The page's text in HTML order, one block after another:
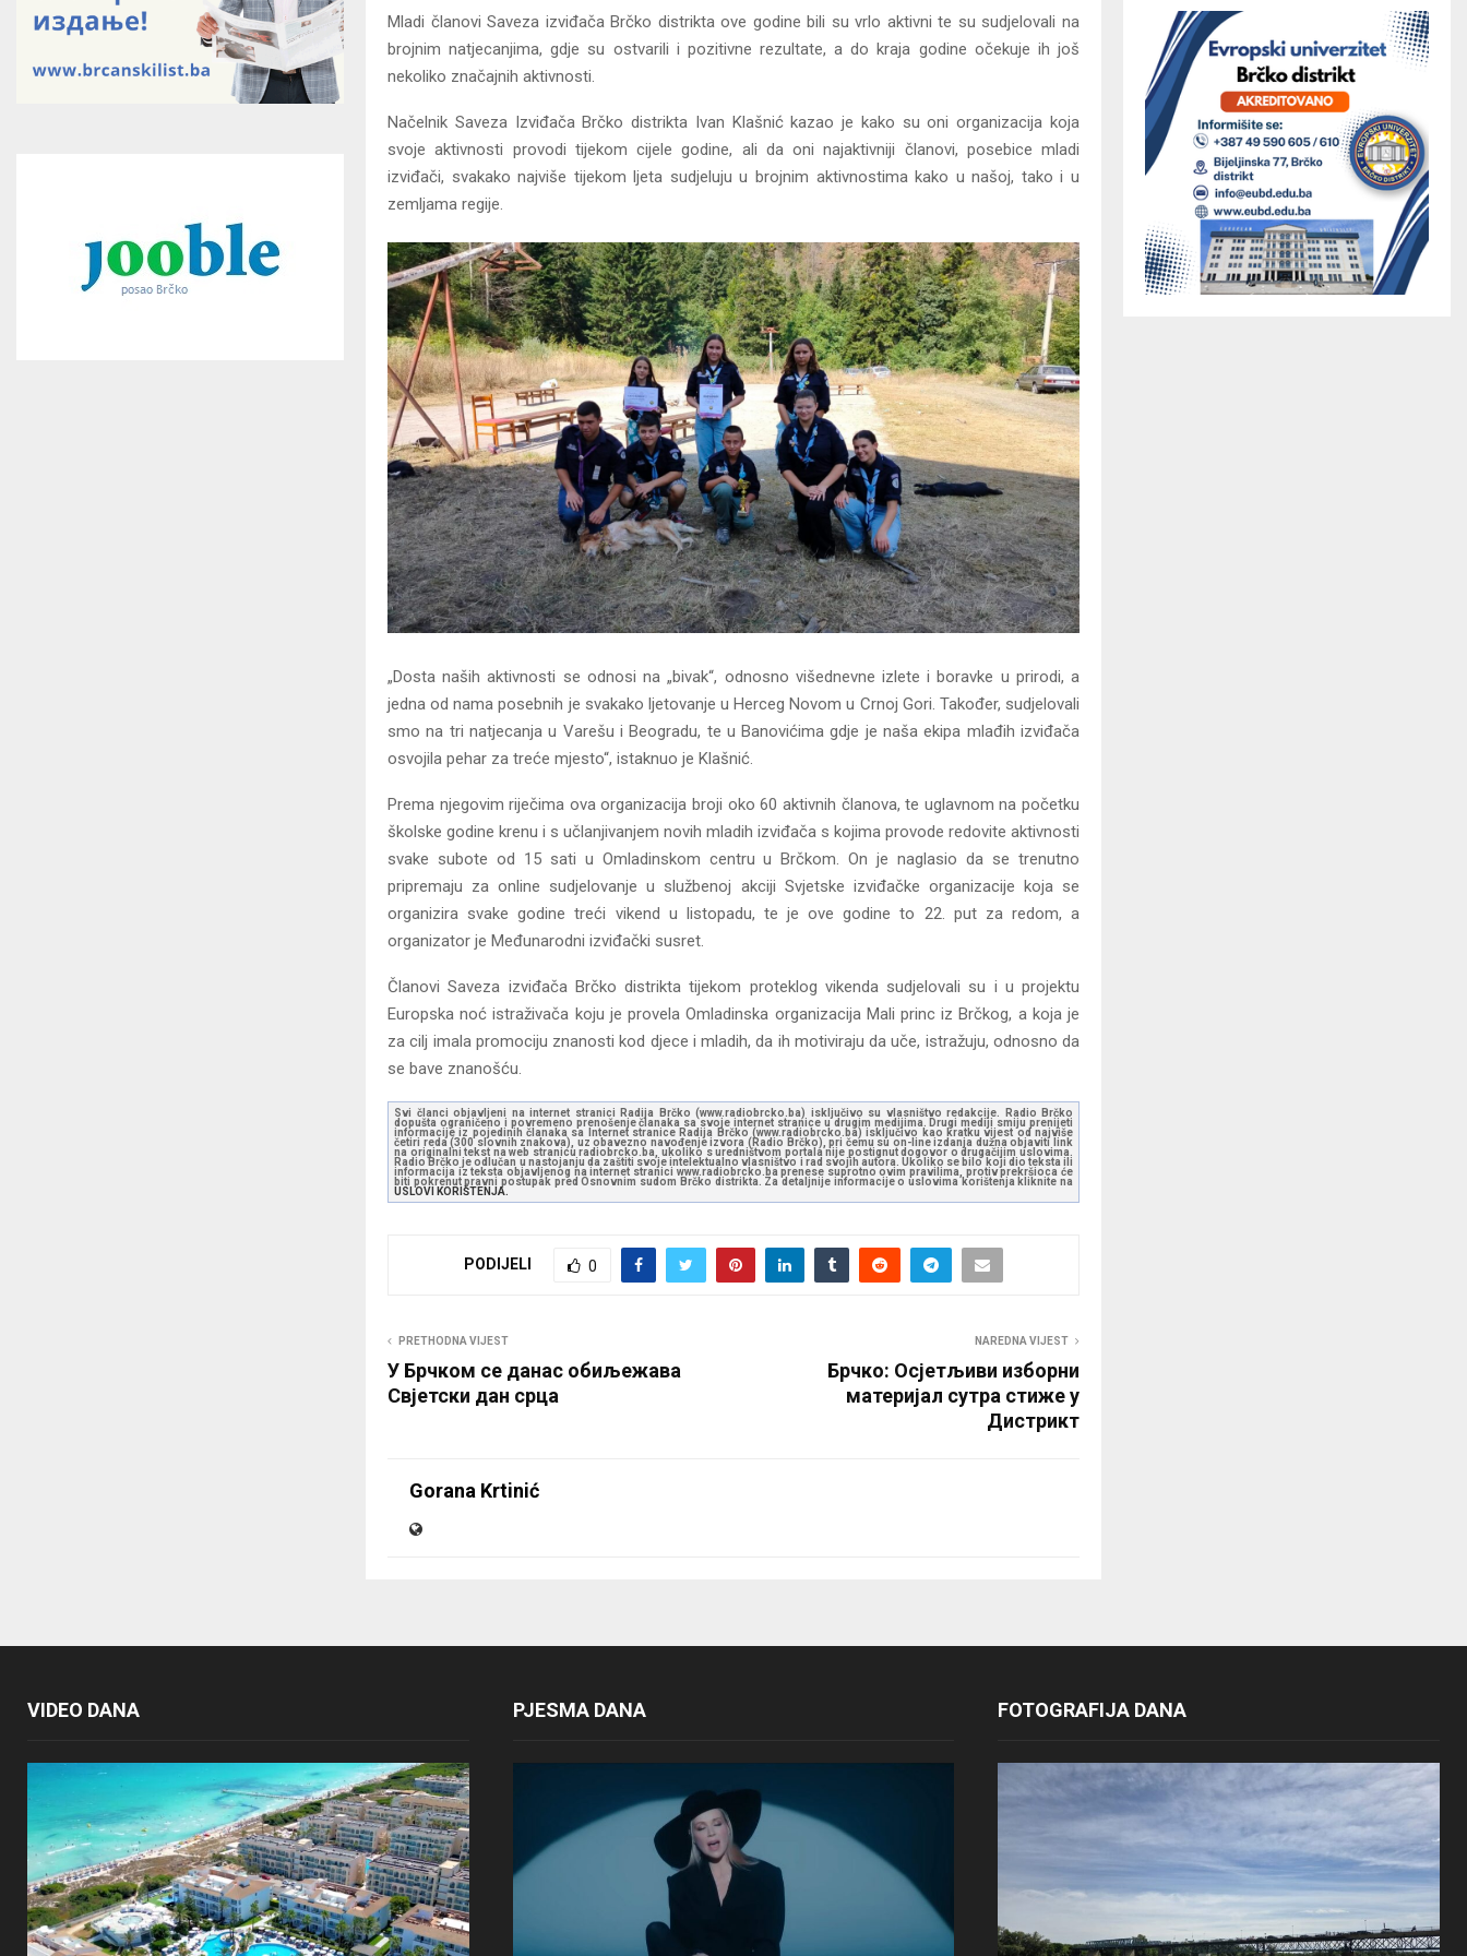
Mladi članovi Saveza izviđača Brčko distrikta ove godine bili su vrlo aktivni te su sudjelovali na
brojnim natjecanjima, gdje su ostvarili i pozitivne rezultate, a do kraja godine očekuje ih još
nekoliko značajnih aktivnosti.
Načelnik Saveza Izviđača Brčko distrikta Ivan Klašnić kazao je kako su oni organizacija koja
svoje aktivnosti provodi tijekom cijele godine, ali da oni najaktivniji članovi, posebice mladi
izviđači, svakako najviše tijekom ljeta sudjeluju u brojnim aktivnostima kako u našoj, tako i u
zemljama regije.
„Dosta naših aktivnosti se odnosi na „bivak“, odnosno višednevne izlete i boravke u prirodi, a
jedna od nama posebnih je svakako ljetovanje u Herceg Novom u Crnoj Gori. Također, sudjelovali
smo na tri natjecanja u Varešu i Beogradu, te u Banovićima gdje je naša ekipa mlađih izviđača
osvojila pehar za treće mjesto“, istaknuo je Klašnić.
Prema njegovim riječima ova organizacija broji oko 60 aktivnih članova, te uglavnom na početku
školske godine krenu i s učlanjivanjem novih mladih izviđača s kojima provode redovite aktivnosti
svake subote od 15 sati u Omladinskom centru u Brčkom. On je naglasio da se trenutno
pripremaju za online sudjelovanje u službenoj akciji Svjetske izviđačke organizacije koja se
organizira svake godine treći vikend u listopadu, te je ove godine to 22. put za redom, a
organizator je Međunarodni izviđački susret.
Članovi Saveza izviđača Brčko distrikta tijekom proteklog vikenda sudjelovali su i u projektu
Europska noć istraživača koju je provela Omladinska organizacija Mali princ iz Brčkog, a koja je
za cilj imala promociju znanosti kod djece i mladih, da ih motiviraju da uče, istražuju, odnosno da
se bave znanošću.
Svi članci objavljeni na internet stranici Radija Brčko (www.radiobrcko.ba) isključivo su vlasništvo redakcije. Radio Brčko
dopušta ograničeno i povremeno prenošenje članaka sa svoje internet stranice u drugim medijima. Drugi mediji smiju prenijeti
informacije iz pojedinih članaka sa Internet stranice Radija Brčko (www.radiobrcko.ba) isključivo kao kratku vijest od najviše
četiri reda (300 slovnih znakova), uz obavezno navođenje izvora (Radio Brčko), pri čemu su on-line izdanja dužna objaviti link
na originalni tekst na web stranicu radiobrcko.ba, ukoliko s uredništvom portala nije postignut dogovor o drugačijim uslovima.
Radio Brčko je odlučan u nastojanju da zaštiti svoje intelektualno vlasništvo i rad svojih autora. Ukoliko se bilo koji dio teksta ili
informacija iz teksta objavljenog na internet stranici www.radiobrcko.ba prenese suprotno ovim pravilima, protiv prekršioca će
biti pokrenut pravni postupak pred Osnovnim sudom Brčko distrikta. Za detaljnije informacije o uslovima korištenja kliknite na
USLOVI KORIŠTENJA.
PODIJELI 0
PRETHODNA VIJEST
У Брчком се данас обиљежава
Свјетски дан срца
NAREDNA VIJEST
Брчко: Осјетљиви изборни
материјал сутра стиже у
Дистрикт
Gorana Krtinić
VIDEO DANA PJESMA DANA FOTOGRAFIJA DANA